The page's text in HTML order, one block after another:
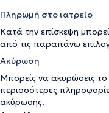
Πληρωμή στο ιατρείο
Κατά την επίσκεψη
από τις παραπάνω
Ακύρωση
Μπορείς να ακυρώσεις
περισσότερες
ακύρωσης.